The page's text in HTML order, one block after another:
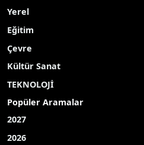
Yerel
Eğitim
Çevre
Kültür Sanat
TEKNOLOJİ
Popüler Aramalar
2027
2026